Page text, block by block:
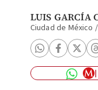
LUIS GARCÍA
Ciudad de México